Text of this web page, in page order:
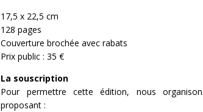
17,5 x 22,5 cm
128 pages
Couverture brochée avec rabats
Prix public : 35 €
La souscription
Pour permettre cette édition, nous
proposant :